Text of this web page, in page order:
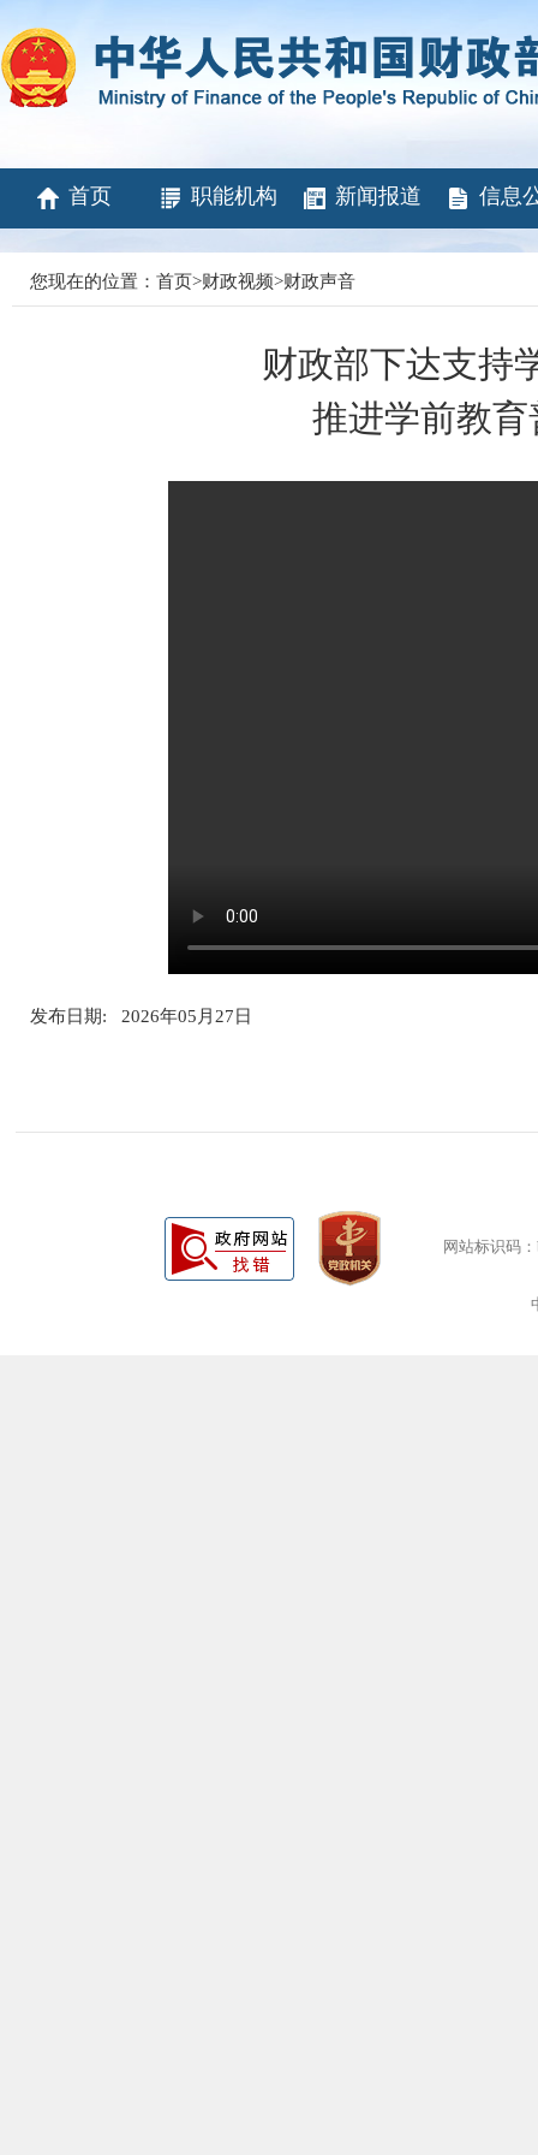
首页 职能机构 新闻报道 信息
您现在的位置： 首页>财政视频>财政声音
财政部下达支持
推进学前教
发布日期: 2026年05月27日
网站标识码